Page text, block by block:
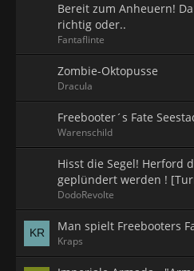
Bereit zum Anheuern!
richtig oder..
Fantaflinte
Zombie-Oktopusse
Dracula
Freebooter´s Fate
Warenschild
Hisst die Segel! Herford
geplündert werden !
DodoRevolte
Man spielt Freebooters
Kraps